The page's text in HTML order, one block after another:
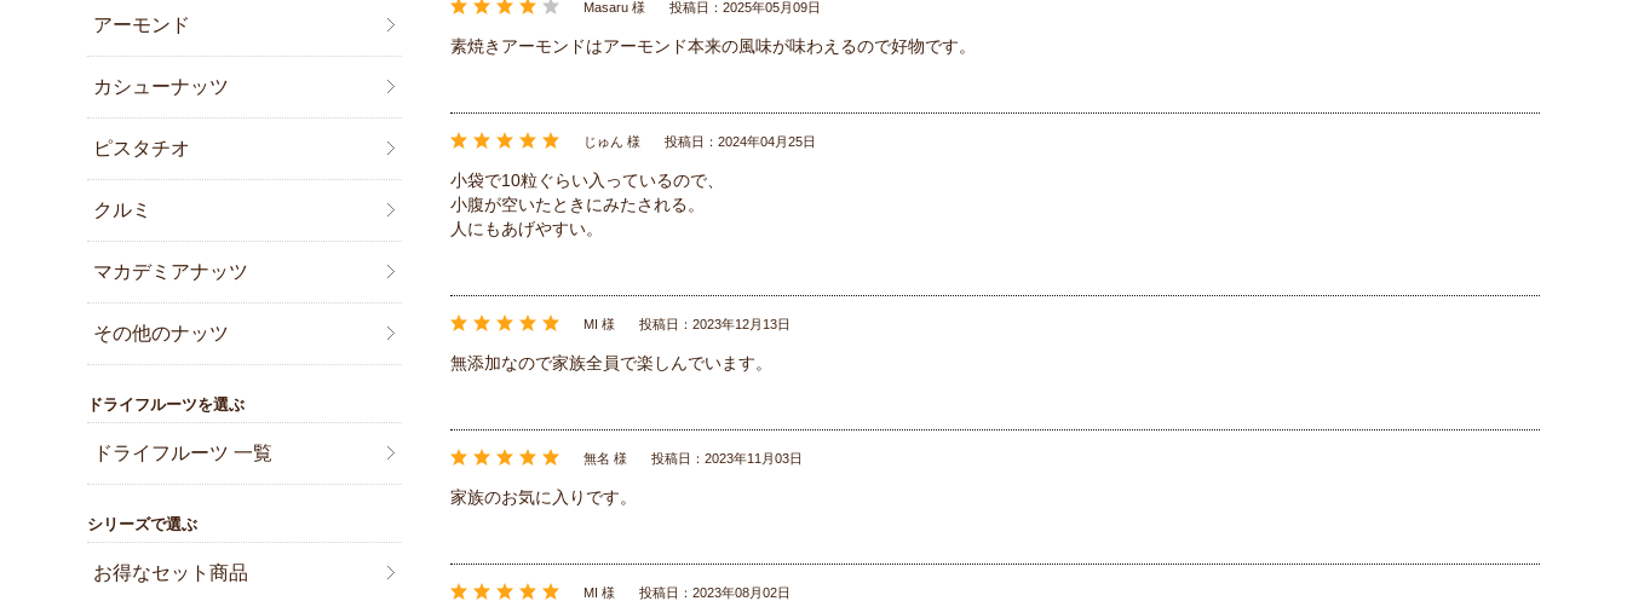
Masaru 様 投稿日：2025年05月09日
素焼きアーモンドはアーモンド本来の風味が味わえるので好物です。
じゅん 様 投稿日：2024年04月25日
小袋で10粒ぐらい入っているので、
小腹が空いたときにみたされる。
人にもあげやすい。
MI 様 投稿日：2023年12月13日
無添加なので家族全員で楽しんでいます。
無名 様 投稿日：2023年11月03日
家族のお気に入りです。
MI 様 投稿日：2023年08月02日
アーモンド
カシューナッツ
ピスタチオ
クルミ
マカデミアナッツ
その他のナッツ
ドライフルーツを選ぶ
ドライフルーツ 一覧
シリーズで選ぶ
お得なセット商品